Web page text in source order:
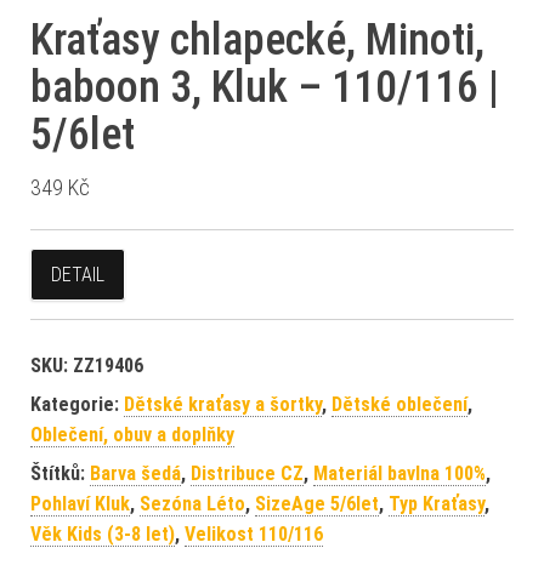
Kraťasy chlapecké, Minoti,
baboon 3, Kluk – 110/116 |
5/6let
349 Kč
DETAIL
SKU: ZZ19406
Kategorie: Dětské kraťasy a šortky, Dětské oblečení,
Oblečení, obuv a doplňky
Štítků: Barva šedá, Distribuce CZ, Materiál bavlna 100%,
Pohlaví Kluk, Sezóna Léto, SizeAge 5/6let, Typ Kraťasy,
Věk Kids (3-8 let), Velikost 110/116